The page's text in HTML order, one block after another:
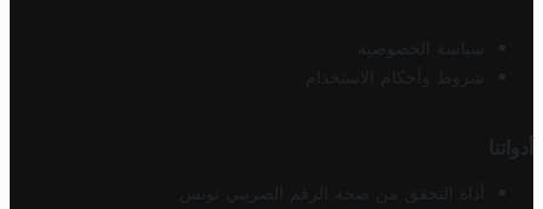
سياسة الخصوصية
شروط وأحكام الاستخدام
أدواتنا
أداة التحقق من صحة الرقم الضريبي تونس